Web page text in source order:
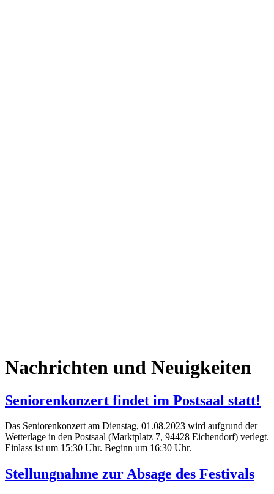
Nachrichten und Neuigkeiten
Seniorenkonzert findet im Postsaal statt!
Das Seniorenkonzert am Dienstag, 01.08.2023 wird aufgrund der
Wetterlage in den Postsaal (Marktplatz 7, 94428 Eichendorf) verlegt.
Einlass ist um 15:30 Uhr. Beginn um 16:30 Uhr.
Stellungnahme zur Absage des Festivals